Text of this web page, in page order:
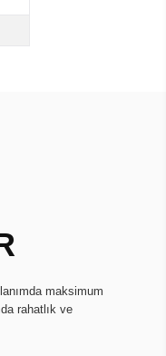
maksimum
rahatlık ve